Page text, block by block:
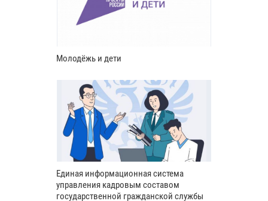
Молодёжь и дети
Единая информационная система
управления кадровым составом
государственной гражданской службы